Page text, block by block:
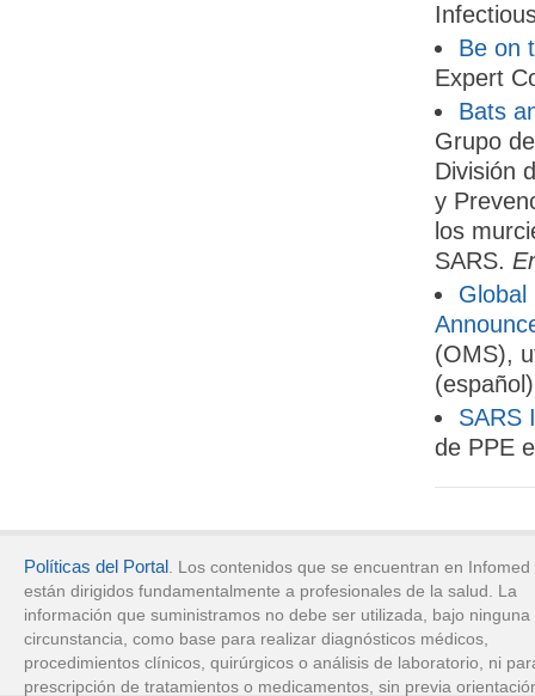
Be on
Expert
Bats
Grupo
División
y
los
SARS.
Global
(OMS),
(español)
SARS
de PPE
Políticas del Portal. Los contenidos que se encuentran en Infomed
están dirigidos fundamentalmente a profesionales de la salud. La
información que suministramos no debe ser utilizada, bajo ninguna
circunstancia, como base para realizar diagnósticos médicos,
procedimientos clínicos, quirúrgicos o análisis de laboratorio, ni
prescripción de tratamientos o medicamentos, sin previa